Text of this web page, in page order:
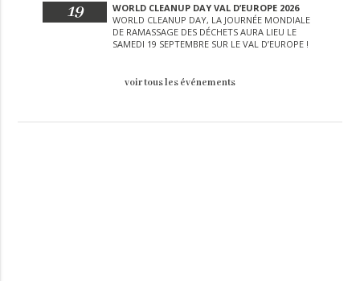
19
WORLD CLEANUP DAY VAL D’EUROPE 2026
WORLD CLEANUP DAY, LA JOURNÉE MONDIALE
DE RAMASSAGE DES DÉCHETS AURA LIEU LE
SAMEDI 19 SEPTEMBRE SUR LE VAL D’EUROPE !
voir tous les événements